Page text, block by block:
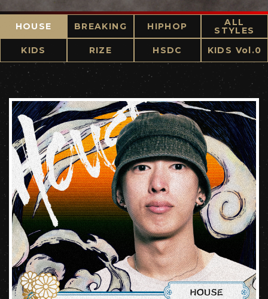
HOUSE BREAKING HIPHOP ALL
STYLES
KIDS
RIZE HSDC KIDS Vol.0